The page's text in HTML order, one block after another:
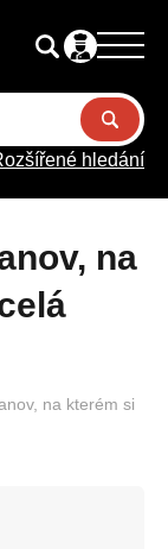
hledání
na kterém si